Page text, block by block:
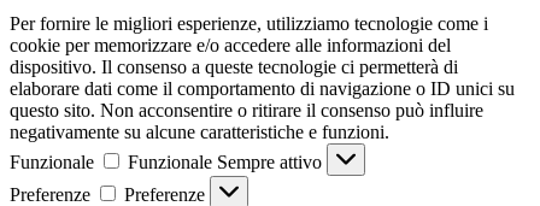
Per fornire le migliori esperienze, utilizziamo tecnologie come i
cookie per memorizzare e/o accedere alle informazioni del
dispositivo. Il consenso a queste tecnologie ci permetterà di
elaborare dati come il comportamento di navigazione o ID unici su
questo sito. Non acconsentire o ritirare il consenso può influire
negativamente su alcune caratteristiche e funzioni.
Funzionale
Funzionale Sempre attivo
Preferenze
Preferenze